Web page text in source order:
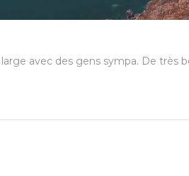
avec des gens sympa. De très